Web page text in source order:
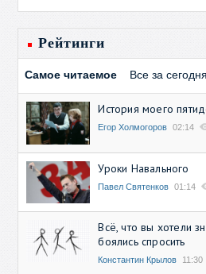
Рейтинги
Самое читаемое Все за сегодня
История моего
Егор Холмогоров 02:14
Уроки Навального
Павел Святенков 01:14
Всё, что вы хотели
боялись спросить
Константин Крылов 11:30